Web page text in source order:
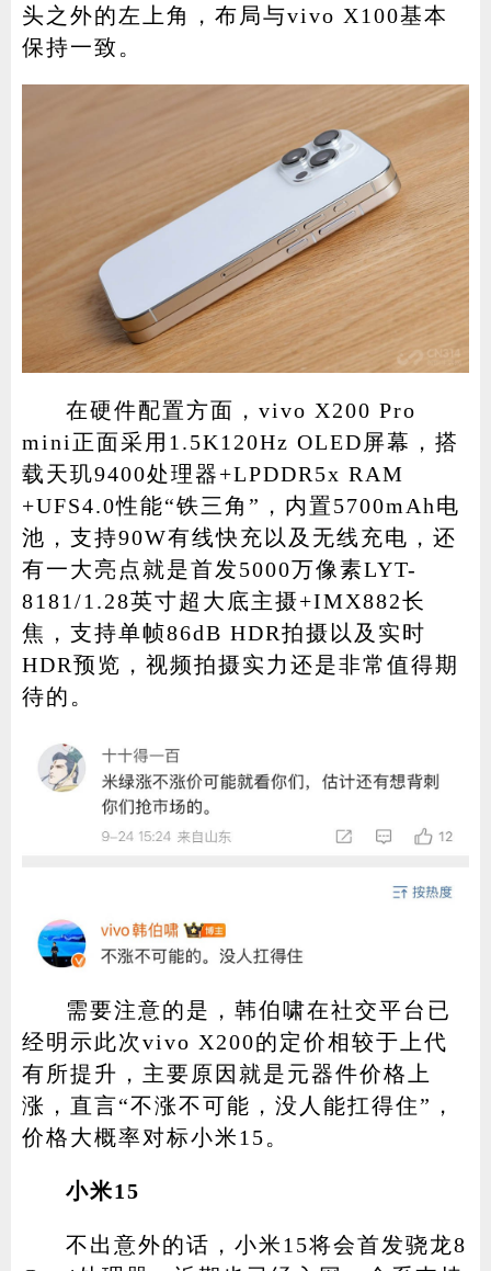
头之外的左上角，布局与vivo X100基本
保持一致。
在硬件配置方面，vivo X200 Pro
mini正面采用1.5K120Hz OLED屏幕，搭
载天玑9400处理器+LPDDR5x RAM
+UFS4.0性能“铁三角”，内置5700mAh电
池，支持90W有线快充以及无线充电，还
有一大亮点就是首发5000万像素LYT-
8181/1.28英寸超大底主摄+IMX882长
焦，支持单帧86dB HDR拍摄以及实时
HDR预览，视频拍摄实力还是非常值得期
待的。
需要注意的是，韩伯啸在社交平台已
经明示此次vivo X200的定价相较于上代
有所提升，主要原因就是元器件价格上
涨，直言“不涨不可能，没人能扛得住”，
价格大概率对标小米15。
小米15
不出意外的话，小米15将会首发骁龙8